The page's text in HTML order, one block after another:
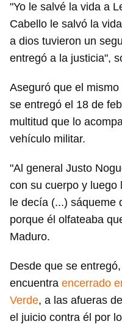
"Yo le salvé la vida a
Cabello le salvó la
a dios tuvieron un
entregó a la justicia",
Aseguró que el
se entregó el 18 de
multitud que lo
vehículo militar.
"Al general Justo
con su cuerpo y luego
le decía (...) sáqueme
porque él olfateaba
Maduro.
Desde que se
encuentra encerrado
Verde, a las afueras
el juicio contra él por